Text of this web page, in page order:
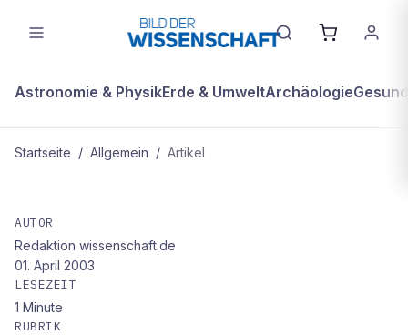
Astronomie & PhysikErde & UmweltArchäologie
Startseite / Allgemein / Artikel
Tom Sawyer war ein
Wirtschaftsweiser
AUTOR
Redaktion wissenschaft.de
01. April 2003
LESEZEIT
1 Minute
RUBRIK